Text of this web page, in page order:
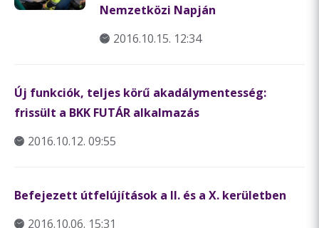
Nemzetközi Napján
2016.10.15. 12:34
Új funkciók, teljes körű akadálymentesség:
frissült a BKK FUTÁR alkalmazás
2016.10.12. 09:55
Befejezett útfelújítások a II. és a X. kerületben
2016.10.06. 15:31